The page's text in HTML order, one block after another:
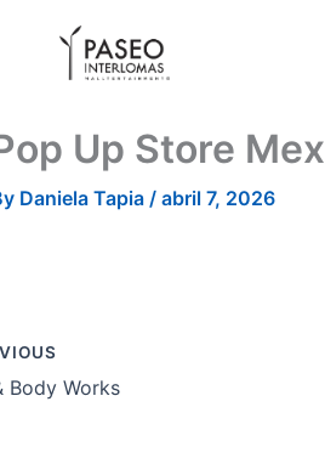
Up Store Mex
Daniela Tapia / abril 7, 2026
Body Works